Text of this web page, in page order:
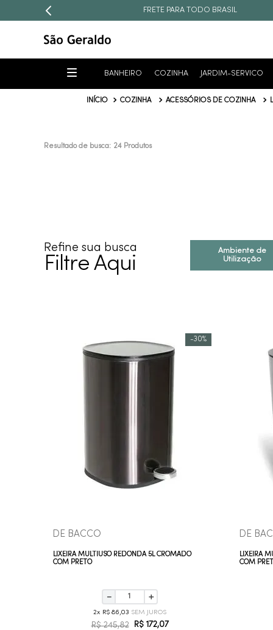
FRETE PARA TODO BRASIL
BANHEIRO COZINHA JARDIM-SERVICO
COZINHA ACESSÓRIOS DE COZINHA
Resultado de busca: 24 Produtos
Refine sua busca
Filtre Aqui
Ambiente de
Utilização
-30%
DE BACCO
LIXEIRA MULTIUSO REDONDA 5L CROMADO
COM PRETO
＋
－
2 R$ 86,03
R$ 245,82 R$ 172,07
DE
LIXEIRA
COM